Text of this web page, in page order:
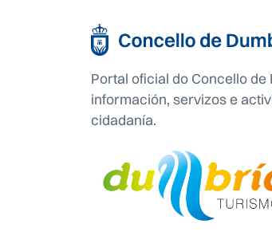
Portal oficial do Concello de
información, servizos e
cidadanía.